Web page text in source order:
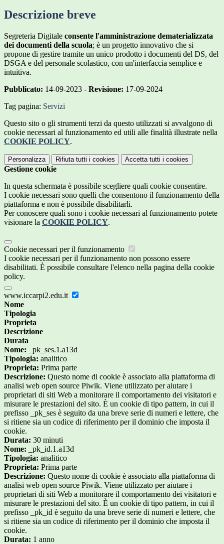
Descrizione breve
Segreteria Digitale consente l'amministrazione dematerializzata
dei documenti della scuola; è un progetto innovativo che si
propone di gestire tramite un unico prodotto i documenti del DS, del
DSGA e del personale scolastico, con un'interfaccia semplice e
intuitiva.
Pubblicato: 14-09-2023 - Revisione: 17-09-2024
Tag pagina: Servizi
Questo sito o gli strumenti terzi da questo utilizzati si avvalgono di
cookie necessari al funzionamento ed utili alle finalità illustrate nella
COOKIE POLICY.
Personalizza Rifiuta tutti i cookies Accetta tutti i cookies
Gestione cookie
In questa schermata è possibile scegliere quali cookie consentire.
I cookie necessari sono quelli che consentono il funzionamento della
piattaforma e non è possibile disabilitarli.
Per conoscere quali sono i cookie necessari al funzionamento potete
visionare la COOKIE POLICY.
Cookie necessari per il funzionamento
I cookie necessari per il funzionamento non possono essere
disabilitati. È possibile consultare l'elenco nella pagina della cookie
policy.
www.iccarpi2.edu.it
Nome
Tipologia
Proprieta
Descrizione
Durata
Nome: _pk_ses.1.a13d
Tipologia: analitico
Proprieta: Prima parte
Descrizione: Questo nome di cookie è associato alla piattaforma di
analisi web open source Piwik. Viene utilizzato per aiutare i
proprietari di siti Web a monitorare il comportamento dei visitatori e
misurare le prestazioni del sito. È un cookie di tipo pattern, in cui il
prefisso _pk_ses è seguito da una breve serie di numeri e lettere, che
si ritiene sia un codice di riferimento per il dominio che imposta il
cookie.
Durata: 30 minuti
Nome: _pk_id.1.a13d
Tipologia: analitico
Proprieta: Prima parte
Descrizione: Questo nome di cookie è associato alla piattaforma di
analisi web open source Piwik. Viene utilizzato per aiutare i
proprietari di siti Web a monitorare il comportamento dei visitatori e
misurare le prestazioni del sito. È un cookie di tipo pattern, in cui il
prefisso _pk_id è seguito da una breve serie di numeri e lettere, che
si ritiene sia un codice di riferimento per il dominio che imposta il
cookie.
Durata: 1 anno